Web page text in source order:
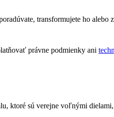
transformujete ho alebo
právne podmienky ani
ktoré sú verejne voľnými